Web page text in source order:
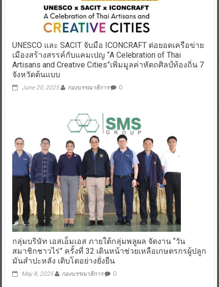
UNESCO และ SACIT จับมือ ICONCRAFT ต่อยอดเครือข่าย
เมืองสร้างสรรค์กับแคมเปญ “A Celebration of Thai
Artisans and Creative Cities”เพิ่มมูลค่าหัตถศิลป์ท้องถิ่น 7
จังหวัดต้นแบบ
June 20, 2025 กองบรรณาธิการ 0
กลุ่มบริษัท เอสเอ็มเอส ภายใต้กลุ่มพลูผล จัดงาน “วัน
สมาชิกชาวไร่” ครั้งที่ 32 เดินหน้าช่วยเหลือเกษตรกรผู้ปลูก
มันสำปะหลัง เติบโตอย่างยั่งยืน
May 8, 2025 กองบรรณาธิการ 0